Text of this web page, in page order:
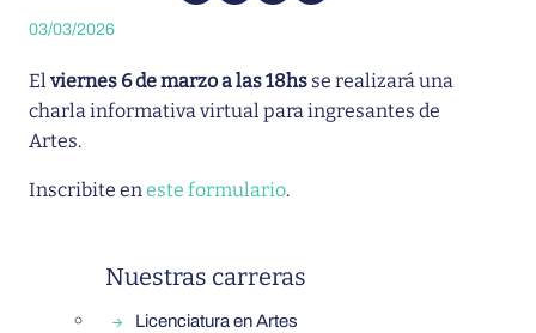
Barra lateral de departamento
Nuestras carreras
Licenciatura en Artes
03/03/2026
Elviernes 6 de marzo a las 18hs se realizará una
charla informativa virtual para ingresantes de
Artes.
Inscribite eneste formulario.